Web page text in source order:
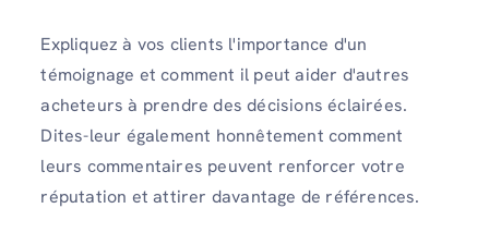
Expliquez à vos clients l'importance d'un
témoignage et comment il peut aider d'autres
acheteurs à prendre des décisions éclairées.
Dites-leur également honnêtement comment
leurs commentaires peuvent renforcer votre
réputation et attirer davantage de références.